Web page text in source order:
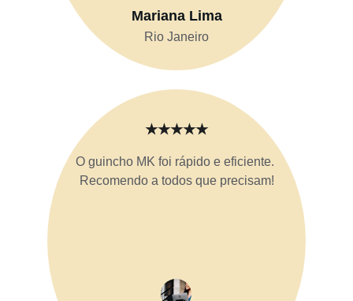
O guincho MK foi rápido e eficiente.
Recomendo a todos que precisam!
Mariana Lima
Rio Janeiro
★★★★★